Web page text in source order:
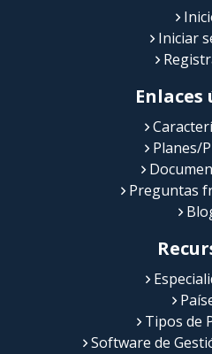
Iniciar
Planes/
Preguntas
Tipos de
Software de